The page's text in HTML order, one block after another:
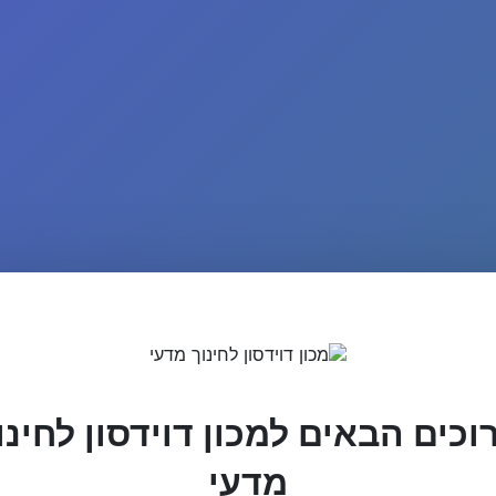
הבאים למכון דוידסון
מדעי